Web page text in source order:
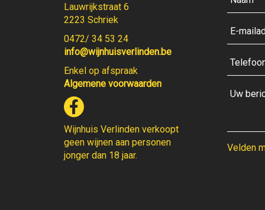
Lauwrijkstraat 6
2223 Schriek
0472/ 34 53 24
info@wijnhuisverlinden.be
Enkel op afspraak
Algemene voorwaarden
Wijnhuis Verlinden verkoopt
geen wijnen aan personen
jonger dan 18 jaar.
Velden